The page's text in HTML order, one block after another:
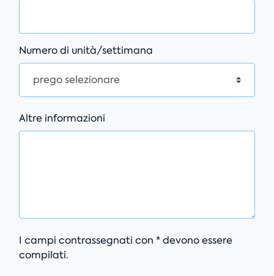
Numero di unità/settimana
Altre informazioni
I campi contrassegnati con * devono essere
compilati.